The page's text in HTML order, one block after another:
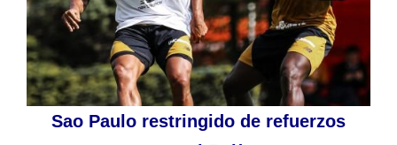
Sao Paulo restringido de refuerzos